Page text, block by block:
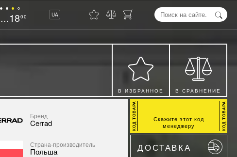
...1800 UA
В ИЗБРАННОЕ В СРАВНЕНИЕ
Бренд
Cerrad
Страна-производитель
Польша
Скажите этот код
менеджеру
ДОСТАВКА